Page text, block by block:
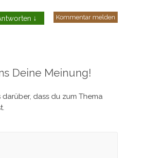
↓ Kommentar melden
Deine Meinung!
dass du zum Thema